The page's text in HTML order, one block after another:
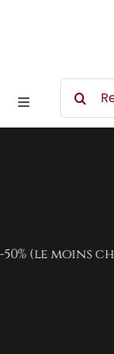
Toggle
Navigation
Vêtement
Search
moins cher